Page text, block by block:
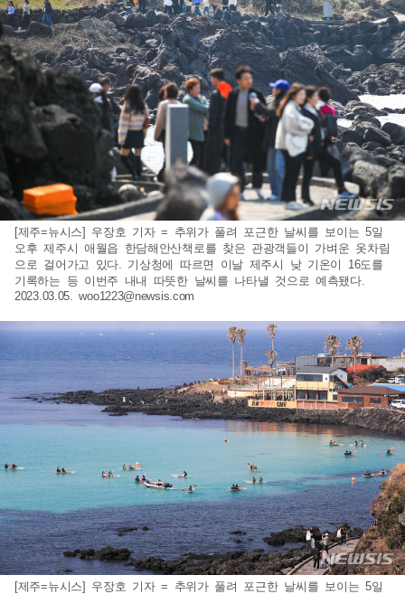
[제주=뉴시스] 우장호 기자 = 추위가 풀려 포근한 날씨를 보이는 5일
오후 제주시 애월읍 한담해안산책로를 찾은 관광객들이 가벼운 옷차림
으로 걸어가고 있다. 기상청에 따르면 이날 제주시 낮 기온이 16도를
기록하는 등 이번주 내내 따뜻한 날씨를 나타낼 것으로 예측됐다.
2023.03.05.woo1223@newsis.com
[제주=뉴시스] 우장호 기자 = 추위가 풀려 포근한 날씨를 보이는 5일